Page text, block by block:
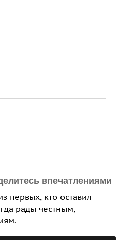
впечатлениями
первых, кто оставил
рады честным,